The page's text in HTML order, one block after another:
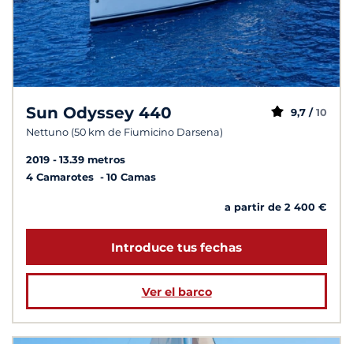
Sun Odyssey 440
Nettuno (50 km de Fiumicino Darsena)
9,7 / 10
2019
13.39 metros
4 Camarotes
10 Camas
a partir de 2 400 €
Introduce tus fechas
Ver el barco